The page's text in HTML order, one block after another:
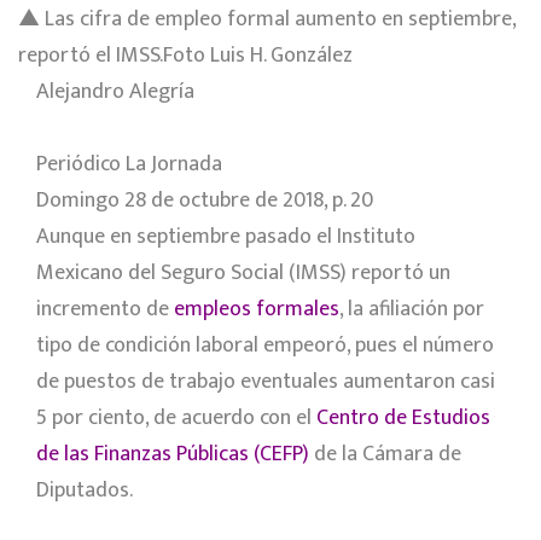
▲ Las cifra de empleo formal aumento en septiembre,
reportó el IMSS.Foto Luis H. González
Alejandro Alegría
Periódico La Jornada
Domingo 28 de octubre de 2018, p. 20
Aunque en septiembre pasado el Instituto
Mexicano del Seguro Social (IMSS) reportó un
incremento deempleos formales, la afiliación por
tipo de condición laboral empeoró, pues el número
de puestos de trabajo eventuales aumentaron casi
5 por ciento, de acuerdo con el Centro de Estudios
de las Finanzas Públicas (CEFP) de la Cámara de
Diputados.